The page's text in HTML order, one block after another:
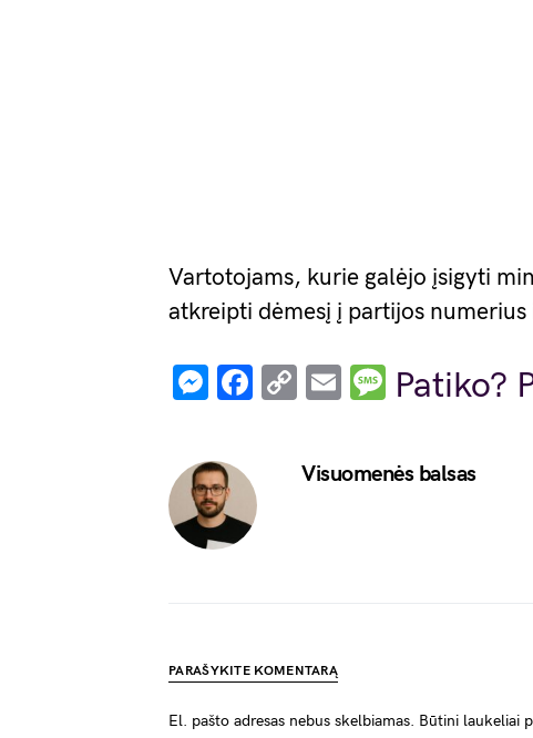
Vartotojams, kurie galėjo įsigyti
atkreipti dėmesį į partijos
Messenger
Facebook
CopyEmailMessage
Patiko?
Visuomenės balsas
PARAŠYKITE KOMENTARĄ
El. pašto adresas nebus skelbiamas. Būtini laukeliai